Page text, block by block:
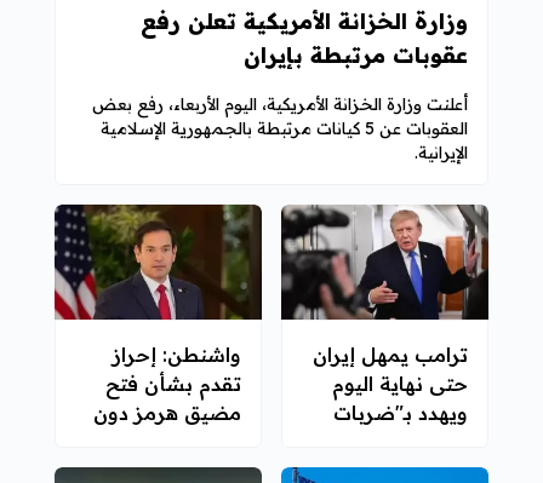
وزارة الخزانة الأمريكية تعلن رفع
عقوبات مرتبطة بإيران
أعلنت وزارة الخزانة الأمريكية، اليوم الأربعاء، رفع بعض
العقوبات عن 5 كيانات مرتبطة بالجمهورية الإسلامية
الإيرانية.
ترامب يمهل إيران
حتى نهاية اليوم
ويهدد بـ"ضربات
واشنطن: إحراز
تقدم بشأن فتح
مضيق هرمز دون